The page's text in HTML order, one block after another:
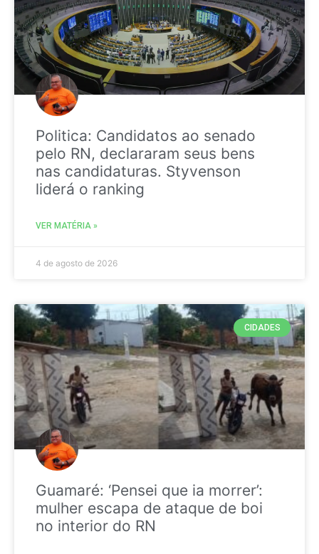
Politica: Candidatos ao senado
pelo RN, declararam seus bens
nas candidaturas. Styvenson
liderá o ranking
VER MATÉRIA »
4 de agosto de 2026
CIDADES
Guamaré: ‘Pensei que ia morrer’:
mulher escapa de ataque de boi
no interior do RN